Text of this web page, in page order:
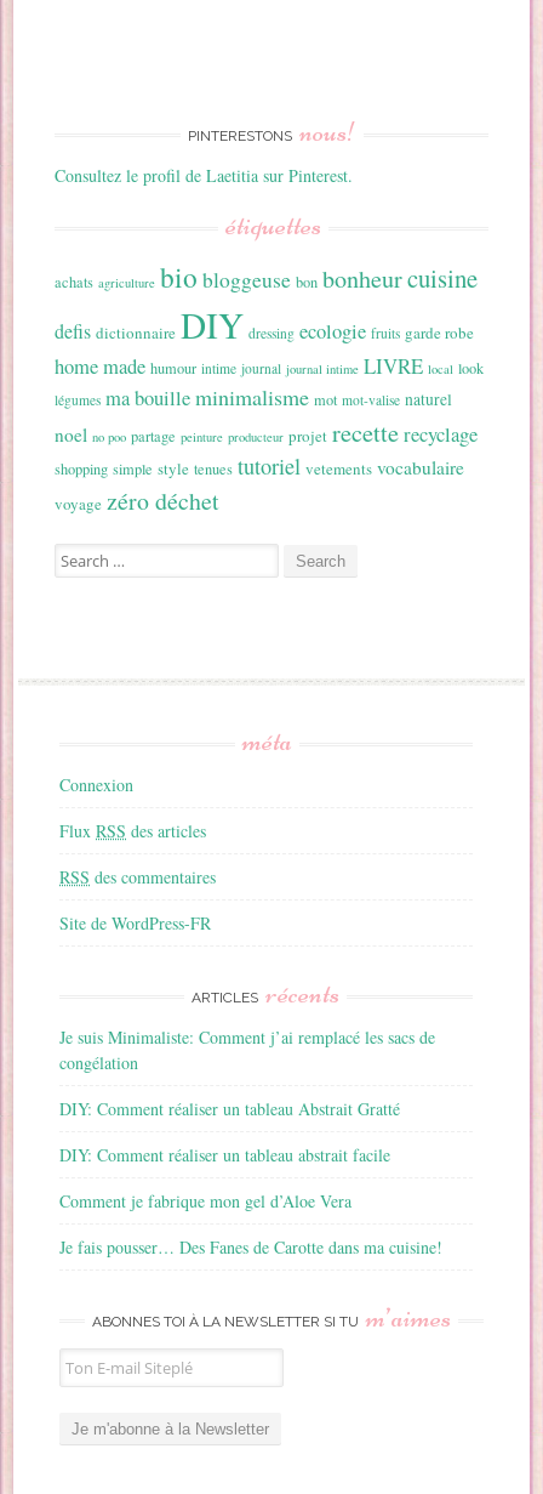
PINTERESTONS nous!
Consultez le profil de Laetitia sur Pinterest.
étiquettes
achats agriculture bio bloggeuse bon bonheurcuisine
defis dictionnaire DIY dressing ecologie fruits garde robe
home made humour intime journal journal intime LIVRE local look
légumes ma bouilleminimalisme mot mot-valise naturel
noel no poo partage peinture producteur projet recetterecyclage
shopping simple style tenues tutoriel vetements vocabulaire
voyage zéro déchet
Search for:
méta
Connexion
FluxRSS des articles
RSS des commentaires
Site de WordPress-FR
ARTICLES récents
Je suis Minimaliste: Comment j’ai remplacé les sacs de
congélation
DIY: Comment réaliser un tableau Abstrait Gratté
DIY: Comment réaliser un tableau abstrait facile
Comment je fabrique mon gel d’Aloe Vera
Je fais pousser… Des Fanes de Carotte dans ma cuisine!
ABONNES TOI À LA NEWSLETTER SI TU m’aimes